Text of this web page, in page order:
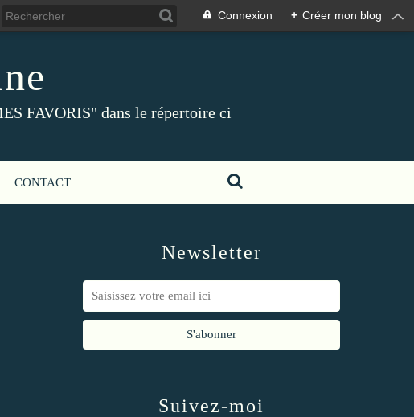
Connexion + Créer mon blog
FAVORIS" dans le répertoire ci
CONTACT
Newsletter
Suivez-moi